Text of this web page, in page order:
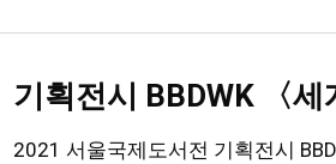
2021 서울국제도서전 기획전시